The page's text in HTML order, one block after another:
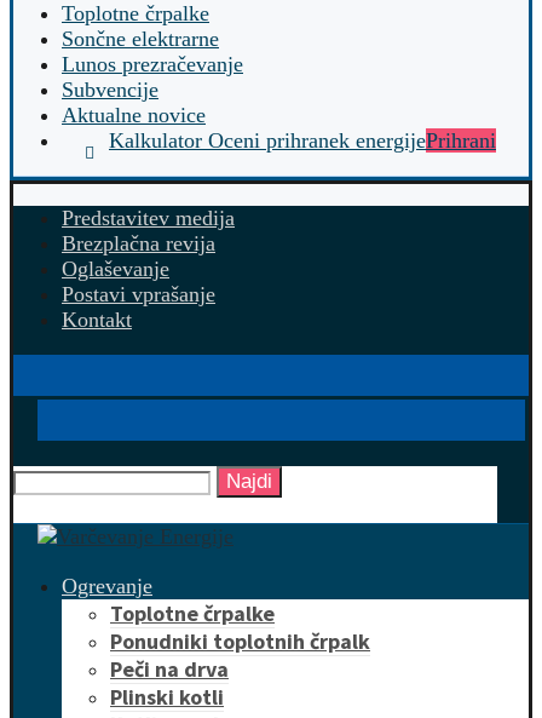
Toplotne črpalke
Sončne elektrarne
Lunos prezračevanje
Subvencije
Aktualne novice
Kalkulator Oceni prihranek energijePrihrani
Predstavitev medija
Brezplačna revija
Oglaševanje
Postavi vprašanje
Kontakt
Najdi
Ogrevanje
Toplotne črpalke
Ponudniki toplotnih črpalk
Peči na drva
Plinski kotli